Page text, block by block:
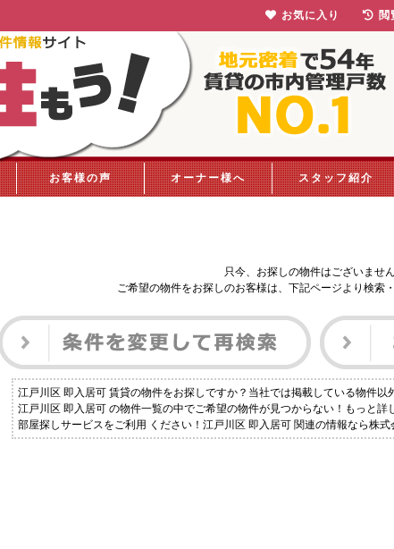
お客様の声 オーナー様へ スタッフ紹介
只今、お探しの物件はございません
ご希望の物件をお探しのお客様は、下記ページより検索
江戸川区 即入居可 賃貸の物件をお探しですか？当社では掲載している物件以
江戸川区 即入居可 の物件一覧の中でご希望の物件が見つからない！もっと
部屋探しサービスをご利用 ください！江戸川区 即入居可 関連の情報なら株式
お気に入り 閲